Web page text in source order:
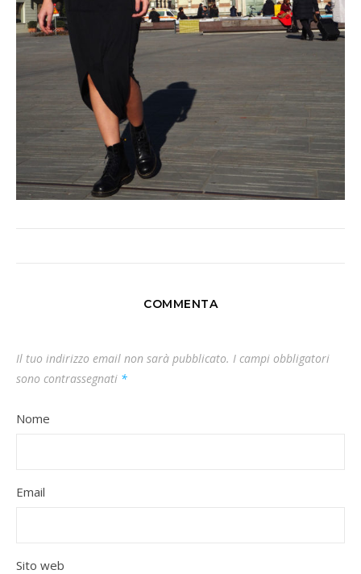
COMMENTA
Il tuo indirizzo email non sarà pubblicato. I campi obbligatori
sono contrassegnati *
Nome
Email
Sito web